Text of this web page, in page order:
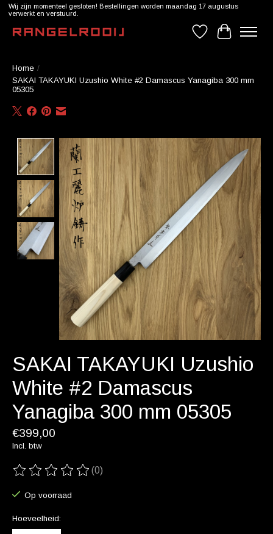
Wij zijn momenteel gesloten! Bestellingen worden maandag 17 augustus
verwerkt en verstuurd.
Verlanglijst
Home /
SAKAI TAKAYUKI Uzushio White #2 Damascus Yanagiba 300 mm
05305
Product image slideshow Items
SAKAI TAKAYUKI Uzushio
White #2 Damascus
Yanagiba 300 mm 05305
€399,00
Incl. btw
De beoordeling van dit product is
(0)
Op voorraad
Hoeveelheid: